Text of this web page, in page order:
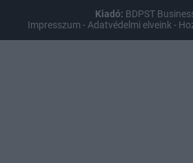
Kiadó: BDPST
Impresszum - Adatvédelmi elveink -